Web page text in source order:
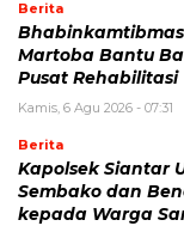
Berita
Martoba Bantu
Pusat Rehabilitasi
Kamis, 6 Agu 2026 - 07:31
Berita
Kapolsek Siantar
Sembako dan
kepada Warga